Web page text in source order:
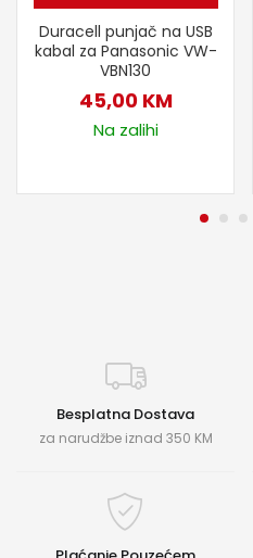
Duracell punjač na USB
kabal za Panasonic VW-
VBN130
45,00 KM
Na zalihi
Besplatna Dostava
za narudžbe iznad 350 KM